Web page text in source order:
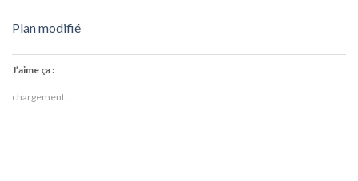
Plan modifié
J’aime ça :
chargement…